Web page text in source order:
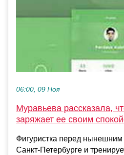
06:00, 09 Ноя
Муравьева рассказала,
заряжает ее своим
Фигуристка перед
Санкт-Петербурге и